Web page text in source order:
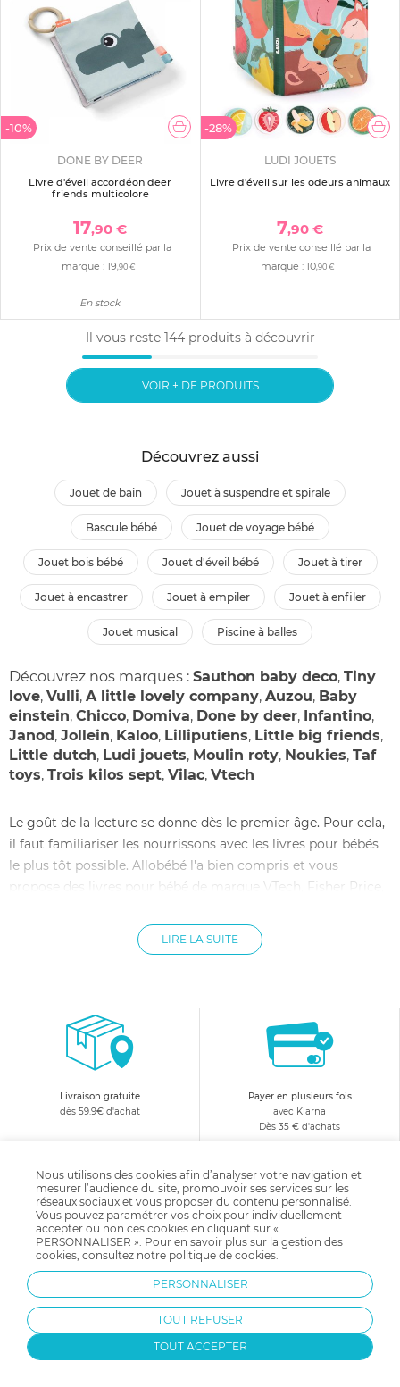
-10%
DONE BY DEER
Livre d'éveil accordéon deer
friends multicolore
17,90 €
Prix de vente conseillé par la
marque : 19 ,90 €
En stock
-28%
LUDI JOUETS
Livre d'éveil sur les odeurs animaux
7,90 €
Prix de vente conseillé par la
marque :10 ,90 €
Il vous reste 144produits à découvrir
VOIR + DE PRODUITS
Découvrez aussi
jouet de bain jouet à suspendre et spirale
bascule bébé jouet de voyage bébé
jouet bois bébé jouet d'éveil bébé jouet à tirer
jouet à encastrer jouet à empiler jouet à enfiler
jouet musical piscine à balles
Découvrez nos marques : Sauthon baby deco, Tiny
love, Vulli, A little lovely company, Auzou, Baby
einstein, Chicco, Domiva, Done by deer, Infantino,
Janod, Jollein, Kaloo, Lilliputiens, Little big friends,
Little dutch, Ludi jouets, Moulin roty, Noukies, Taf
toys, Trois kilos sept, Vilac, Vtech
Le goût de la lecture se donne dès le premier âge. Pour cela,
il faut familiariser les nourrissons avec les livres pour bébés
le plus tôt possible. Allobébé l'a bien compris et vous
propose des livres pour bébé de marque VTech, Fisher Price,
Ces premiers livres bébés sont conçus pour être agréables
au toucher et faciles à manier. Ils peuvent aussi être portés à
Grâce à leur conception interactive, ils accompagneront
l'enfant au cours de son développement et continueront à
l'intéresser longtemps.
LIRE LA SUITE
Livraison gratuite
dès 59.9€ d'achat
Payer en plusieurs fois
avec Klarna
Dès 35 € d'achats
Changer d'avis
satisfait ou remboursé
Equipe d'experts
à votre écoute :
10€ offertsen vous abonnant
à notre newsletter !
Nous utilisons des cookies afin d’analyser votre navigation et
mesurer l’audience du site, promouvoir ses services sur les
réseaux sociaux et vous proposer du contenu personnalisé.
Vous pouvez paramétrer vos choix pour individuellement
accepter ou non ces cookies en cliquant sur «
PERSONNALISER ». Pour en savoir plus sur la gestion des
cookies, consultez notre politique de cookies.
PERSONNALISER
TOUT REFUSER
TOUT ACCEPTER